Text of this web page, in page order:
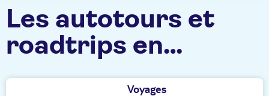
Les autotours et
roadtrips en
Espagne TUI
Voyages